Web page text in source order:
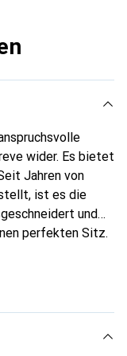
wider. Es bietet
Jahren von
ist es die
und
perfekten Sitz.
für ihre